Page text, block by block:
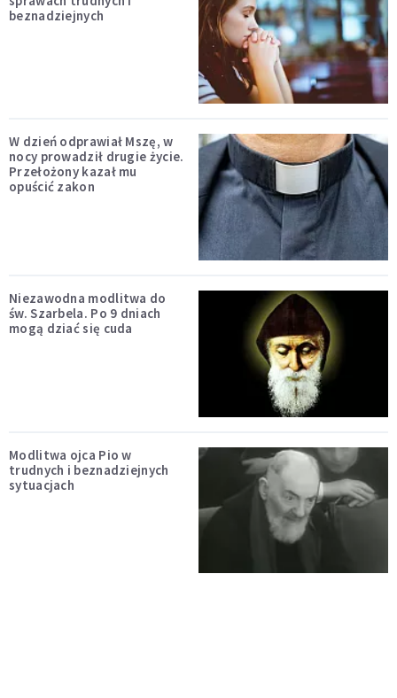
beznadziejnych
W dzień odprawiał Mszę, w
nocy prowadził drugie życie.
Przełożony kazał mu
opuścić zakon
Niezawodna modlitwa do
św. Szarbela. Po 9 dniach
mogą dziać się cuda
Modlitwa ojca Pio w
trudnych i beznadziejnych
sytuacjach